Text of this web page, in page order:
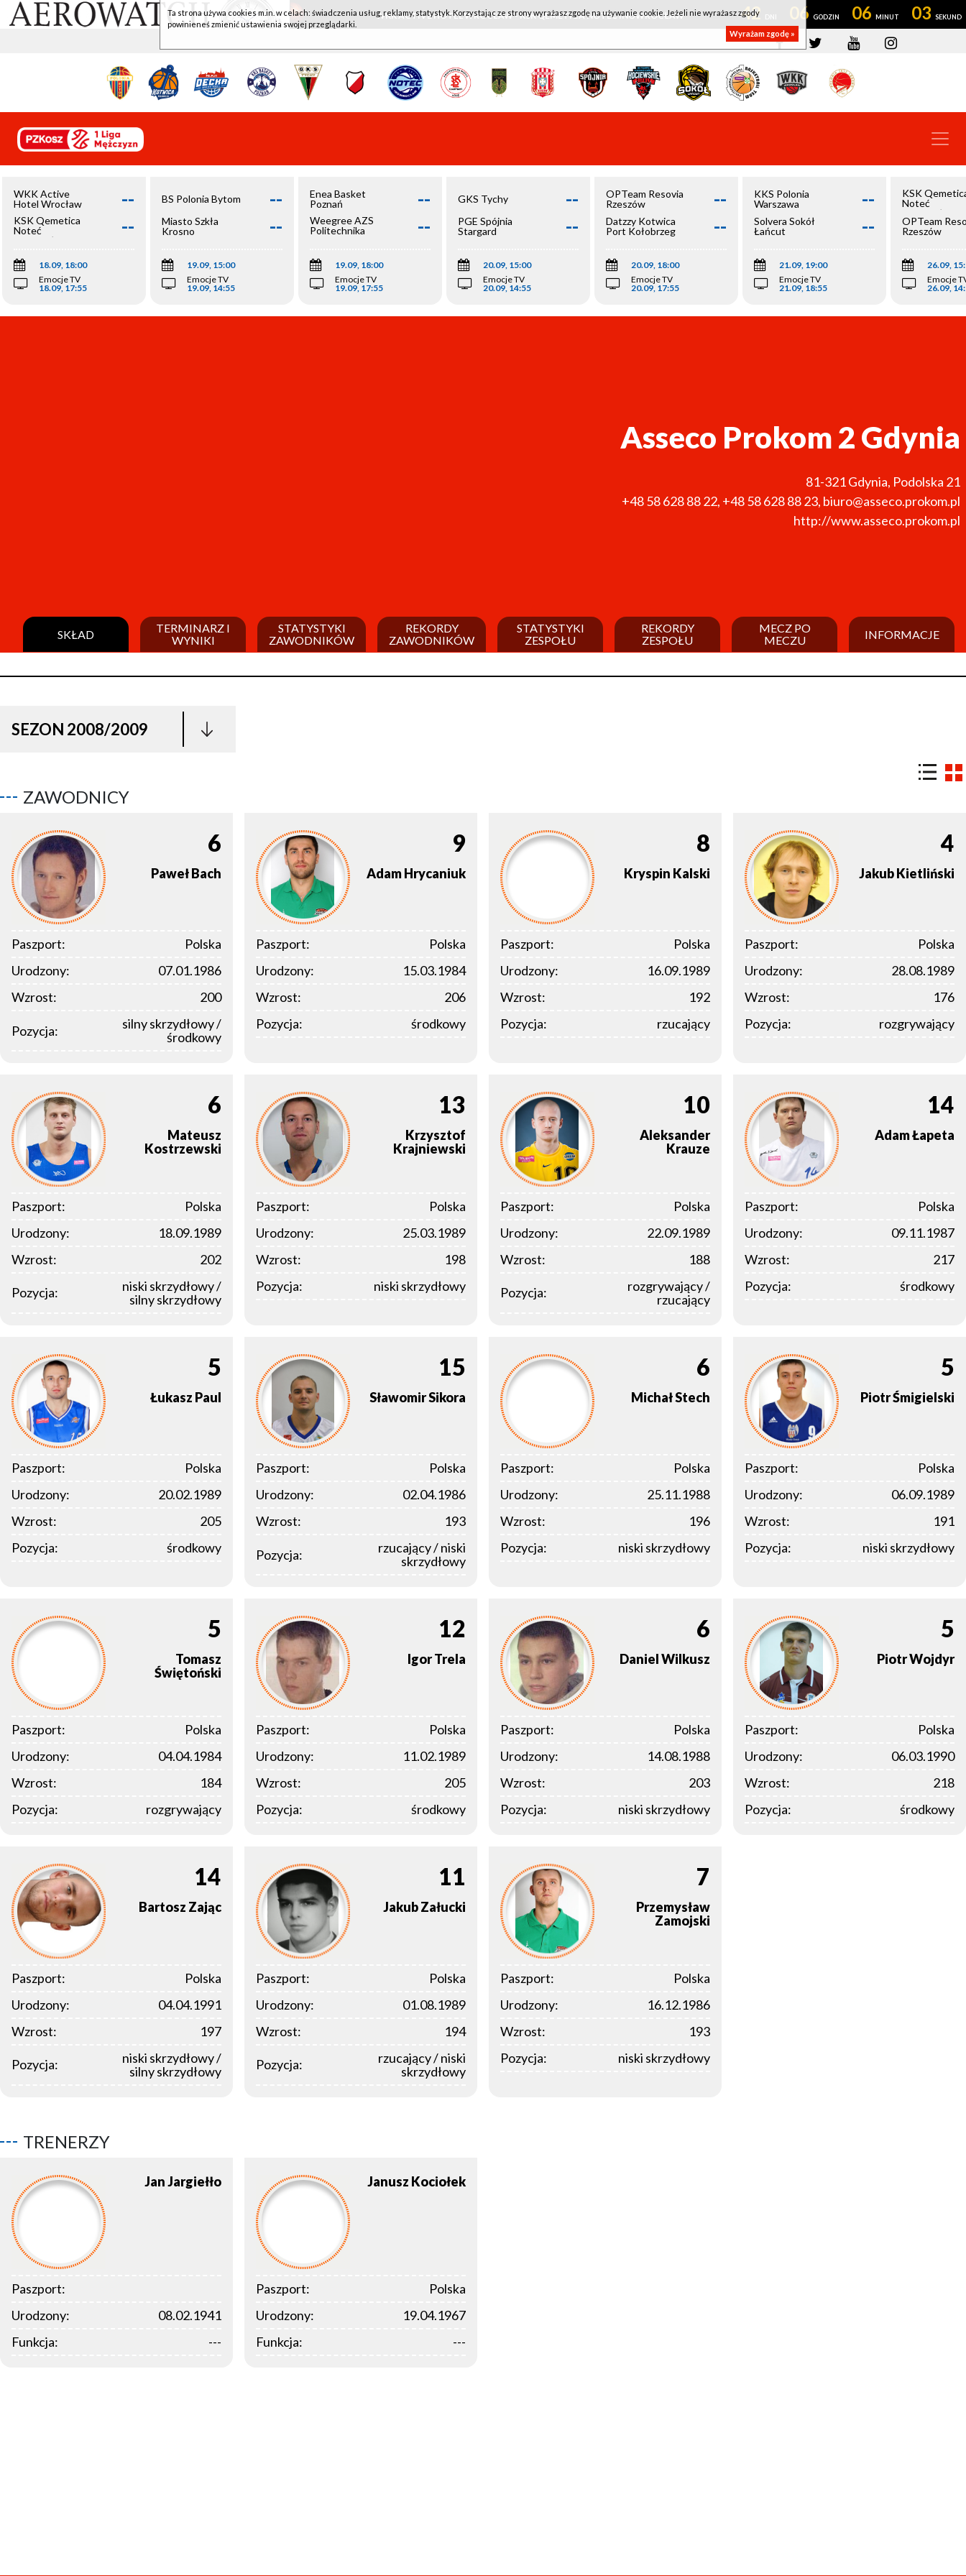
WKK ACTIVE HOTEL WROCŁAW - KSK QEMETICA NOTEĆ INOWROCŁAW 42 06 06 02
WKK Active
Hotel Wrocław
--
KSK Qemetica
Noteć
Inowrocław
--
18.09, 18:00
Emocje TV
18.09, 17:55
BS Polonia Bytom --
Miasto Szkła
Krosno
--
19.09, 15:00
Emocje TV
19.09, 14:55
Enea Basket
Poznań
--
Weegree AZS
Politechnika
--
19.09, 18:00
Emocje TV
19.09, 17:55
GKS Tychy --
PGE Spójnia
Stargard
--
20.09, 15:00
Emocje TV
20.09, 14:55
OPTeam Resovia
Rzeszów
--
Datzzy Kotwica
Port Kołobrzeg
--
20.09, 18:00
Emocje TV
20.09, 17:55
KKS Polonia
Warszawa
--
Solvera Sokół
Łańcut
--
21.09, 19:00
Emocje TV
21.09, 18:55
KSK
Noteć
Inowrocław
OPTeam
Rzeszów
26.09,
Emocje
26.09,
Asseco Prokom 2 Gdynia
81-321Gdynia, Podolska 21
+48 58 628 88 22, +48 58 628 88 23, biuro@asseco.prokom.pl
http://www.asseco.prokom.pl
SKŁAD
TERMINARZ I
WYNIKI
STATYSTYKI
ZAWODNIKÓW
REKORDY
ZAWODNIKÓW
STATYSTYKI
ZESPOŁU
REKORDY
ZESPOŁU
MECZ PO
MECZU
INFORMACJE
SEZON 2008/2009
ZAWODNICY
6
PawełBach
Paszport:
Polska
Urodzony:
07.01.1986
Wzrost:
200
Pozycja:
silny skrzydłowy /
środkowy
9
AdamHrycaniuk
Paszport:
Polska
Urodzony:
15.03.1984
Wzrost:
206
Pozycja:
środkowy
8
Kryspin Kalski
Paszport:
Polska
Urodzony:
16.09.1989
Wzrost:
192
Pozycja:
rzucający
4
JakubKietliński
Paszport:
Polska
Urodzony:
28.08.1989
Wzrost:
176
Pozycja:
rozgrywający
6
Mateusz
Kostrzewski
Paszport:
Polska
Urodzony:
18.09.1989
Wzrost:
202
Pozycja:
niski skrzydłowy /
silny skrzydłowy
13
Krzysztof
Krajniewski
Paszport:
Polska
Urodzony:
25.03.1989
Wzrost:
198
Pozycja:
niski skrzydłowy
10
Aleksander
Krauze
Paszport:
Polska
Urodzony:
22.09.1989
Wzrost:
188
Pozycja:
rozgrywający /
rzucający
14
AdamŁapeta
Paszport:
Polska
Urodzony:
09.11.1987
Wzrost:
217
Pozycja:
środkowy
5
Łukasz Paul
Paszport:
Polska
Urodzony:
20.02.1989
Wzrost:
205
Pozycja:
środkowy
15
SławomirSikora
Paszport:
Polska
Urodzony:
02.04.1986
Wzrost:
193
Pozycja:
rzucający / niski
skrzydłowy
6
MichałStech
Paszport:
Polska
Urodzony:
25.11.1988
Wzrost:
196
Pozycja:
niski skrzydłowy
5
PiotrŚmigielski
Paszport:
Polska
Urodzony:
06.09.1989
Wzrost:
191
Pozycja:
niski skrzydłowy
5
Tomasz
Świętoński
Paszport:
Polska
Urodzony:
04.04.1984
Wzrost:
184
Pozycja:
rozgrywający
12
IgorTrela
Paszport:
Polska
Urodzony:
11.02.1989
Wzrost:
205
Pozycja:
środkowy
6
DanielWilkusz
Paszport:
Polska
Urodzony:
14.08.1988
Wzrost:
203
Pozycja:
niski skrzydłowy
5
PiotrWojdyr
Paszport:
Polska
Urodzony:
06.03.1990
Wzrost:
218
Pozycja:
środkowy
14
Bartosz Zając
Paszport:
Polska
Urodzony:
04.04.1991
Wzrost:
197
Pozycja:
niski skrzydłowy /
silny skrzydłowy
11
JakubZałucki
Paszport:
Polska
Urodzony:
01.08.1989
Wzrost:
194
Pozycja:
rzucający / niski
skrzydłowy
7
Przemysław
Zamojski
Paszport:
Polska
Urodzony:
16.12.1986
Wzrost:
193
Pozycja:
niski skrzydłowy
TRENERZY
JanJargiełło
Paszport:
Urodzony:
08.02.1941
Funkcja:
---
Janusz Kociołek
Paszport:
Polska
Urodzony:
19.04.1967
Funkcja:
---
Ta strona używa cookies m.in. w celach: świadczenia usług, reklamy, statystyk. Korzystając ze strony wyrażasz zgodę na używanie cookie. Jeżeli nie wyrażasz zgody
powinieneś zmienić ustawienia swojej przeglądarki.
Wyrażam zgodę »